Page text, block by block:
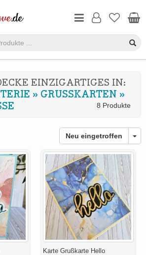
EINZIGARTIGES IN:
» GRUSSKARTEN
»
8 Produkte
Neu eingetroffen
Karte Grußkarte Hello